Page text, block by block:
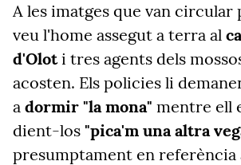
A les imatges que van circular
veu l'home assegut a terra al
d'Oloti tres agents dels
acosten. Els policies li
a dormir "la mona" mentre ell
dient-los "pica'm una altra
presumptament en referència